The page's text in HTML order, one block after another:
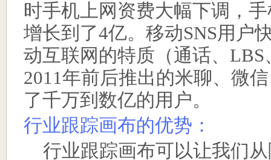
时手机上网资费大幅下调，
增长到了4亿。移动SNS用户
动互联网的特质（通话、 LBS
2011年前后推出的米聊、微
了千万到数亿的用户。
行业跟踪画布的优势：
行业跟踪画布可以让我们